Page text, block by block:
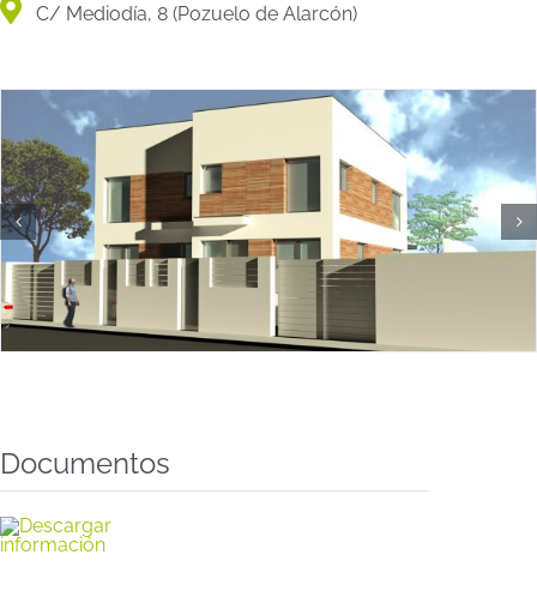
C/ Mediodía, 8 (Pozuelo de Alarcón)
Documentos